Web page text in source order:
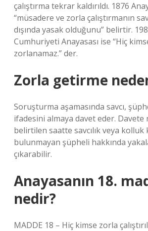
çalıştırma tekrar kaldırıldı. 1876
“müsadere ve zorla çalıştırmanın
dışında yasak olduğunu” belirtir.
Cumhuriyeti Anayasası ise “Hiç
zorlanamaz.” der.
Zorla getirme
Soruşturma aşamasında savcı,
ifadesini almaya davet eder. Davete
belirtilen saatte savcılık veya kolluk
bulunmayan şüpheli hakkında
çıkarabilir.
Anayasanın 18.
nedir?
MADDE 18 – Hiç kimse zorla